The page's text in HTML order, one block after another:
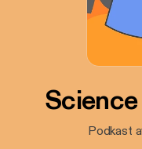
Podkast